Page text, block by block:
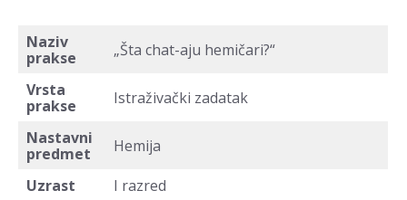
Naziv
prakse
„Šta chat-aju hemičari?“
Vrsta
prakse
Istraživački zadatak
Nastavni
predmet
Hemija
Uzrast
I razred